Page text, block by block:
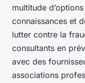
multitude
connaissances et
lutter contre la
consultants en
avec des
associations